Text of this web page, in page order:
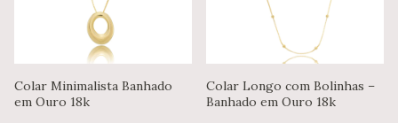
Colar Minimalista Banhado
em Ouro 18k
Colar Longo com Bolinhas –
Banhado em Ouro 18k